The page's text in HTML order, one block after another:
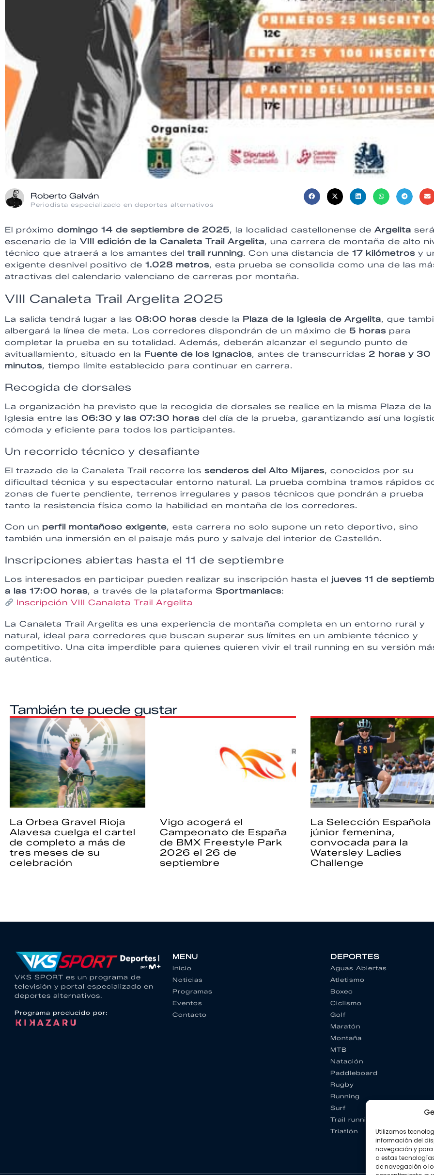
Utilizamos
información del
navegación y para
a estas
de navegación o
Roberto Galván
Periodista especializado en deportes alternativos
El próximo domingo 14 de septiembre de 2025, la localidad castellonense de Argelita será
escenario de la VIII edición de la Canaleta Trail Argelita, una carrera de montaña de alto
técnico que atraerá a los amantes del trail running. Con una distancia de 17 kilómetros y
exigente desnivel positivo de 1.028 metros, esta prueba se consolida como una de las
atractivas del calendario valenciano de carreras por montaña.
VIII Canaleta Trail Argelita 2025
La salida tendrá lugar a las 08:00 horas desde la Plaza de la Iglesia de Argelita, que
albergará la línea de meta. Los corredores dispondrán de un máximo de 5 horas para
completar la prueba en su totalidad. Además, deberán alcanzar el segundo punto de
avituallamiento, situado en la Fuente de los Ignacios, antes de transcurridas 2 horas y 30
minutos, tiempo límite establecido para continuar en carrera.
Recogida de dorsales
La organización ha previsto que la recogida de dorsales se realice en la misma Plaza de la
Iglesia entre las 06:30 y las 07:30 horas del día de la prueba, garantizando así una
cómoda y eficiente para todos los participantes.
Un recorrido técnico y desafiante
El trazado de la Canaleta Trail recorre los senderos del Alto Mijares, conocidos por su
dificultad técnica y su espectacular entorno natural. La prueba combina tramos rápidos
zonas de fuerte pendiente, terrenos irregulares y pasos técnicos que pondrán a prueba
tanto la resistencia física como la habilidad en montaña de los corredores.
Con un perfil montañoso exigente, esta carrera no solo supone un reto deportivo, sino
también una inmersión en el paisaje más puro y salvaje del interior de Castellón.
Inscripciones abiertas hasta el 11 de septiembre
Los interesados en participar pueden realizar su inscripción hasta el jueves 11 de
a las 17:00 horas, a través de la plataforma Sportmaniacs:
Inscripción VIII Canaleta Trail Argelita
La Canaleta Trail Argelita es una experiencia de montaña completa en un entorno rural y
natural, ideal para corredores que buscan superar sus límites en un ambiente técnico y
competitivo. Una cita imperdible para quienes quieren vivir el trail running en su versión
auténtica.
También te puede gustar
La Orbea Gravel Rioja
Alavesa cuelga el cartel
de completo a más de
tres meses de su
celebración
Vigo acogerá el
Campeonato de España
de BMX Freestyle Park
2026 el 26 de
septiembre
La Selección Española
júnior femenina,
convocada para la
Watersley Ladies
Challenge
VKS SPORT es un programa de
televisión y portal especializado en
deportes alternativos.
Programa producido por:
MENU
Inicio
Noticias
Programas
Eventos
Contacto
DEPORTES
Aguas Abiertas
Atletismo
Boxeo
Ciclismo
Golf
Maratón
Montaña
MTB
Natación
Paddleboard
Rugby
Running
Surf
Trail running
Triatlón